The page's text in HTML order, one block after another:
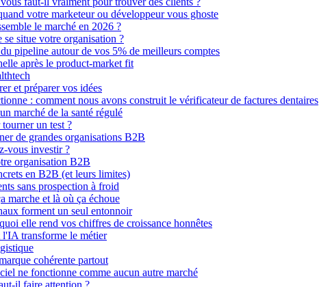
votre marketeur ou développeur vous ghoste
le marché en 2026 ?
situe votre organisation ?
pipeline autour de vos 5% de meilleurs comptes
après le product-market fit
et préparer vos idées
: comment nous avons construit le vérificateur de factures dentaires
marché de la santé régulé
un test ?
de grandes organisations B2B
vous investir ?
organisation B2B
en B2B (et leurs limites)
sans prospection à froid
marche et là où ça échoue
forment un seul entonnoir
elle rend vos chiffres de croissance honnêtes
transforme le métier
cohérente partout
ne fonctionne comme aucun autre marché
il faire attention ?